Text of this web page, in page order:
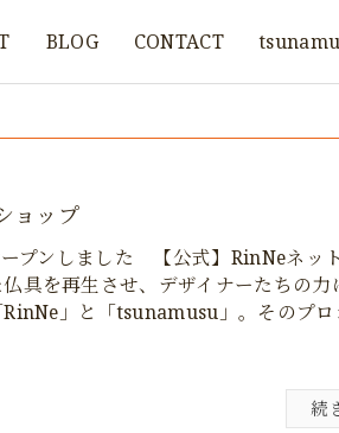
BLOG CONTACT
ョップ
プンしました 【公式】RinNeネッ
具を再生させ、デザイナーたちの力
」と「tsunamusu」。そのプロ
続